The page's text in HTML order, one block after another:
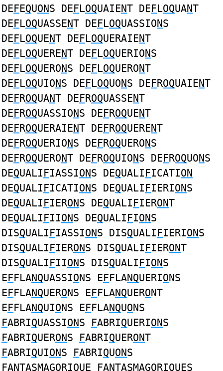
DEFEQUONS DEFLOQUAIENT DEFLOQUANT
DEFLOQUASSENT DEFLOQUASSIONS
DEFLOQUENT DEFLOQUERAIENT
DEFLOQUERENT DEFLOQUERIONS
DEFLOQUERONS DEFLOQUERONT
DEFLOQUIONS DEFLOQUONS DEFROQUAIENT
DEFROQUANT DEFROQUASSENT
DEFROQUASSIONS DEFROQUENT
DEFROQUERAIENT DEFROQUERENT
DEFROQUERIONS DEFROQUERONS
DEFROQUERONT DEFROQUIONS DEFROQUONS
DEQUALIFIASSIONS DEQUALIFICATION
DEQUALIFICATIONS DEQUALIFIERIONS
DEQUALIFIERONS DEQUALIFIERONT
DEQUALIFIIONS DEQUALIFIONS
DISQUALIFIASSIONS DISQUALIFIERIONS
DISQUALIFIERONS DISQUALIFIERONT
DISQUALIFIIONS DISQUALIFIONS
EFFLANQUASSIONS EFFLANQUERIONS
EFFLANQUERONS EFFLANQUERONT
EFFLANQUIONS EFFLANQUONS
FABRIQUASSIONS FABRIQUERIONS
FABRIQUERONS FABRIQUERONT
FABRIQUIONS FABRIQUONS
FANTASMAGORIQUE FANTASMAGORIQUES